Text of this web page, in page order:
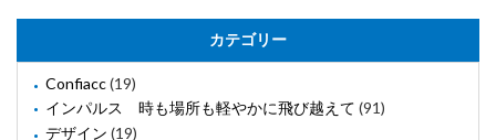
カテゴリー
Confiacc(19)
インパルス 時も場所も軽やかに飛び越えて (91)
デザイン (19)